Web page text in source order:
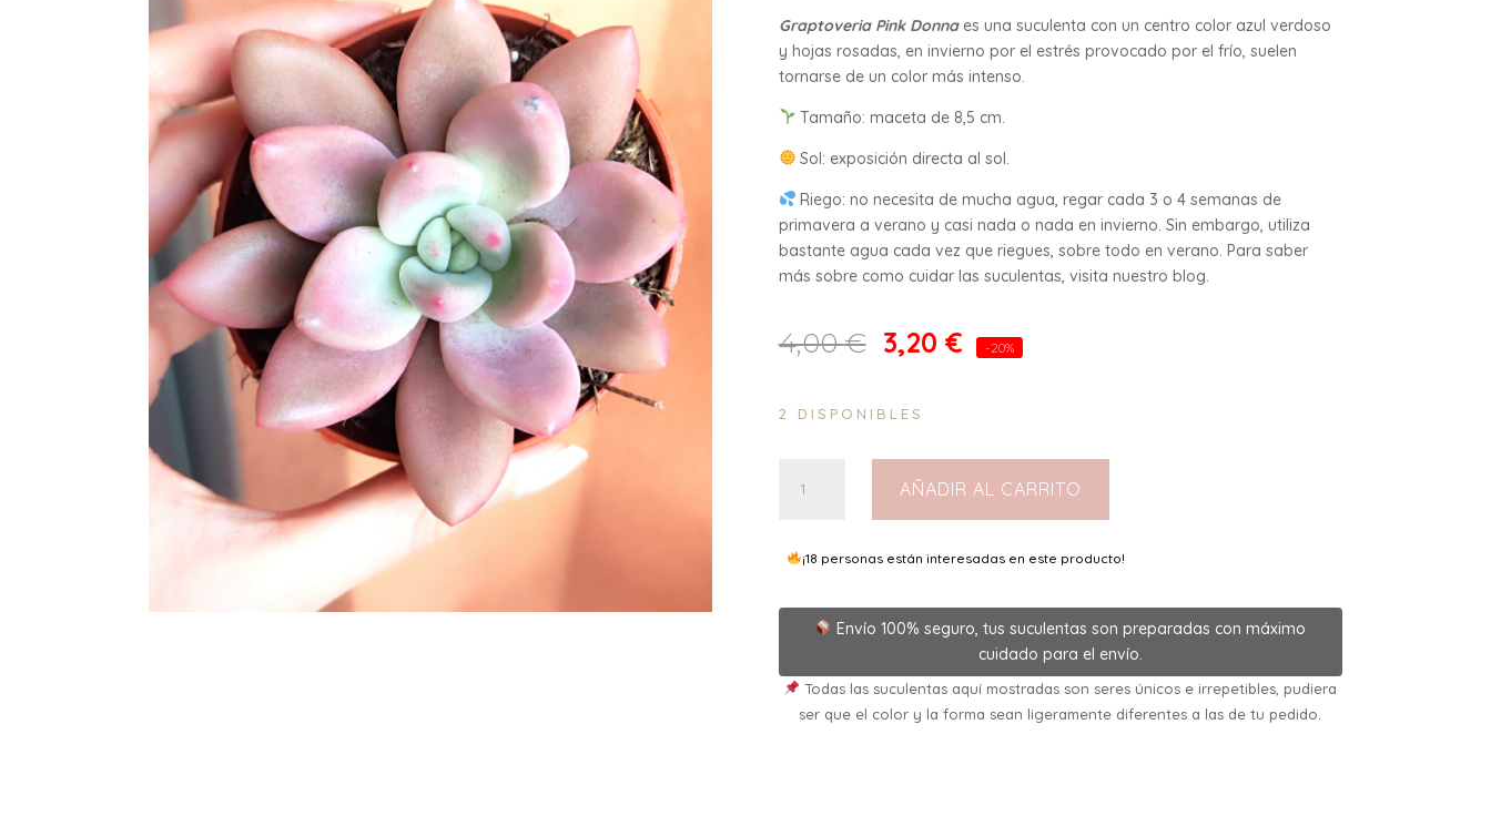
Graptoveria Pink Donnaes una suculenta con un centro color azul verdoso
y hojas rosadas, en invierno por el estrés provocado por el frío, suelen
tornarse de un color más intenso.
Tamaño: maceta de 8,5 cm.
Sol: exposición directa al sol.
Riego: no necesita de mucha agua, regar cada 3 o 4 semanas de
primavera a verano y casi nada o nada en invierno. Sin embargo, utiliza
bastante agua cada vez que riegues, sobre todo en verano. Para saber
más sobre como cuidar las suculentas, visita nuestro blog.
4,00€ 3,20 € -20%
2 DISPONIBLES
Pink
8,5
AÑADIR AL CARRITO
¡18 personas están interesadas en este producto!
Envío 100% seguro, tus suculentas son preparadas con máximo
cuidado para el envío.
Todas las suculentas aquí mostradas son seres únicos e irrepetibles, pudiera
ser que el color y la forma sean ligeramente diferentes a las de tu pedido.